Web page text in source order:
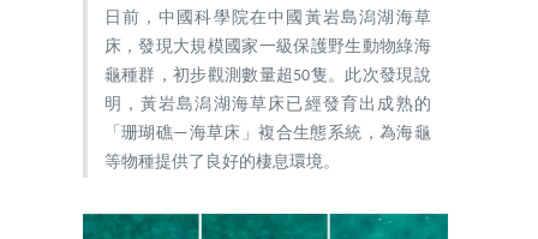
日前，中國科學院在中國黃岩島潟湖海草
床，發現大規模國家一級保護野生動物綠海
龜種群，初步觀測數量超50隻。此次發現說
明，黃岩島潟湖海草床已經發育出成熟的
「珊瑚礁—海草床」複合生態系統，為海龜
等物種提供了良好的棲息環境。